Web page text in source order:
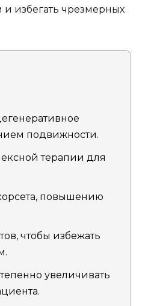
избегать чрезмерных
подвижности.
терапии для
повышению
чтобы избежать
увеличивать